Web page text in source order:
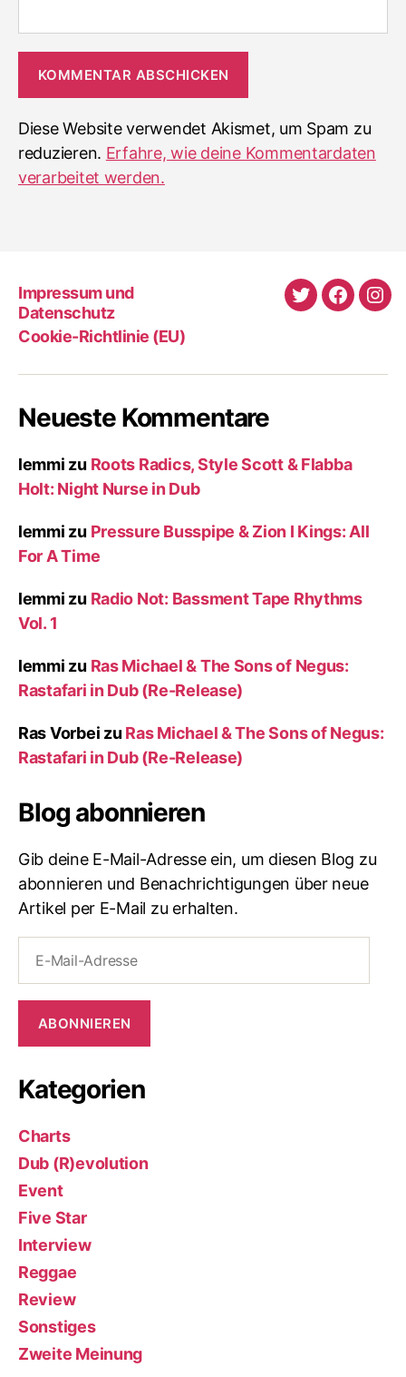
Diese Website verwendet Akismet, um Spam zu
reduzieren. Erfahre, wie deine Kommentardaten
verarbeitet werden.
Impressum und
Datenschutz
Cookie-Richtlinie (EU)
Twitter
Neueste Kommentare
lemmi zu Roots Radics, Style Scott & Flabba
Holt: Night Nurse in Dub
lemmi zu Pressure Busspipe & Zion I Kings: All
For A Time
lemmi zu Radio Not: Bassment Tape Rhythms
Vol. 1
lemmi zu Ras Michael & The Sons of Negus:
Rastafari in Dub (Re-Release)
Ras Vorbei zu Ras Michael & The Sons of Negus:
Rastafari in Dub (Re-Release)
Blog abonnieren
Gib deine E-Mail-Adresse ein, um diesen Blog zu
abonnieren und Benachrichtigungen über neue
Artikel per E-Mail zu erhalten.
Mail-
ABONNIEREN
Kategorien
Charts
Dub (R)evolution
Event
Five Star
Interview
Reggae
Review
Sonstiges
Zweite Meinung